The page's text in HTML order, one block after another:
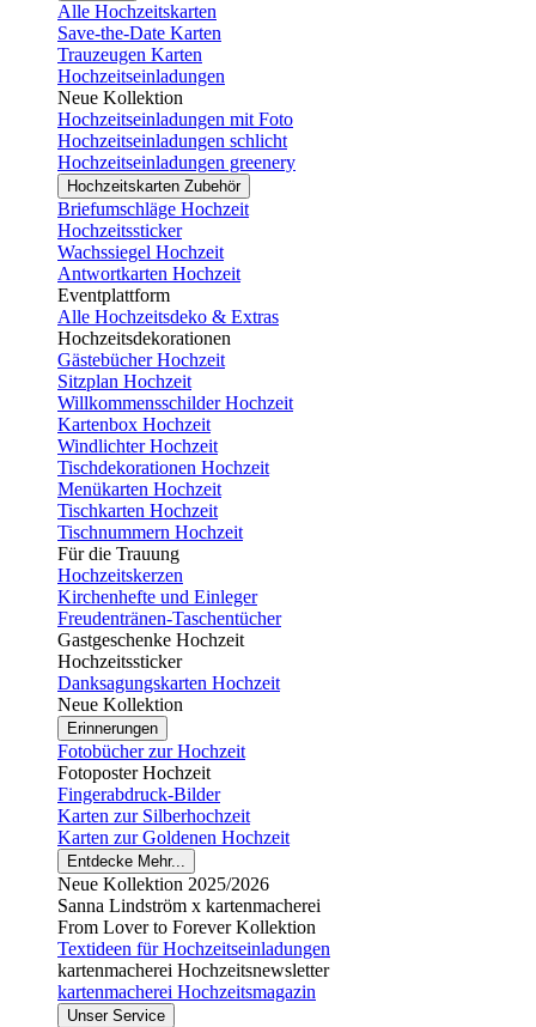
Alle Hochzeitskarten
Save-the-Date Karten
Trauzeugen Karten
Hochzeitseinladungen
Neue Kollektion
Hochzeitseinladungen mit Foto
Hochzeitseinladungen schlicht
Hochzeitseinladungen greenery
Hochzeitskarten Zubehör
Briefumschläge Hochzeit
Hochzeitssticker
Wachssiegel Hochzeit
Antwortkarten Hochzeit
Eventplattform
Alle Hochzeitsdeko & Extras
Hochzeitsdekorationen
Gästebücher Hochzeit
Sitzplan Hochzeit
Willkommensschilder Hochzeit
Kartenbox Hochzeit
Windlichter Hochzeit
Tischdekorationen Hochzeit
Menükarten Hochzeit
Tischkarten Hochzeit
Tischnummern Hochzeit
Für die Trauung
Hochzeitskerzen
Kirchenhefte und Einleger
Freudentränen-Taschentücher
Gastgeschenke Hochzeit
Hochzeitssticker
Danksagungskarten Hochzeit
Neue Kollektion
Erinnerungen
Fotobücher zur Hochzeit
Fotoposter Hochzeit
Fingerabdruck-Bilder
Karten zur Silberhochzeit
Karten zur Goldenen Hochzeit
Entdecke Mehr...
Neue Kollektion 2025/2026
Sanna Lindström x kartenmacherei
From Lover to Forever Kollektion
Textideen für Hochzeitseinladungen
kartenmacherei Hochzeitsnewsletter
kartenmacherei Hochzeitsmagazin
Unser Service